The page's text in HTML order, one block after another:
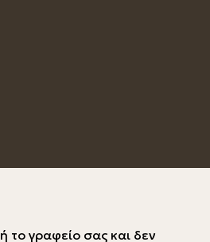
το γραφείο σας και δεν